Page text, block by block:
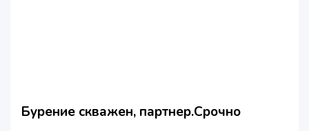
Бурение скважен, партнер.Срочно